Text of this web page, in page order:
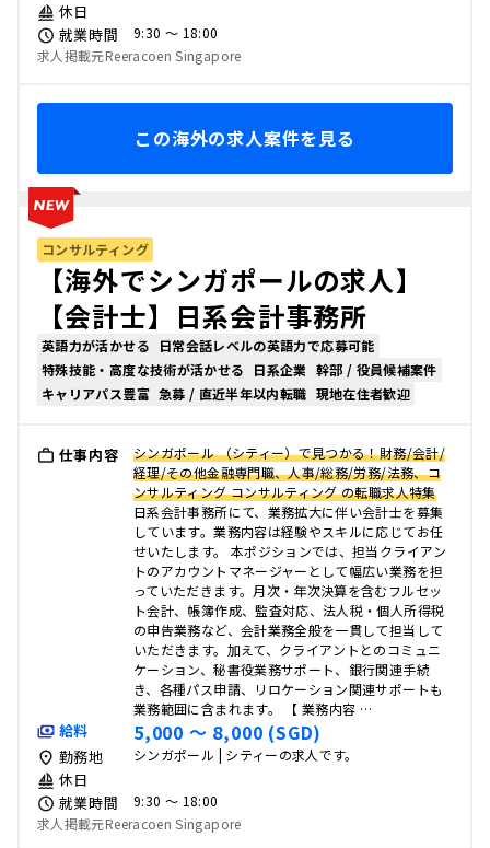
休日
就業時間
9:30 〜 18:00
求人掲載元Reeracoen Singapore
この海外の求人案件を見る
コンサルティング
【海外でシンガポールの求人】
【会計士】日系会計事務所
英語力が活かせる
日常会話レベルの英語力で応募可能
特殊技能・高度な技術が活かせる
日系企業 幹部 / 役員候補案件
キャリアパス豊富 急募 / 直近半年以内転職 現地在住者歓迎
仕事内容
シンガポール （シティー）で見つかる！財務/会計/
経理/その他金融専門職、人事/総務/労務/法務、コ
ンサルティング コンサルティング の転職求人特集
日系会計事務所にて、業務拡大に伴い会計士を募集
しています。業務内容は経験やスキルに応じてお任
せいたします。 本ポジションでは、担当クライアン
トのアカウントマネージャーとして幅広い業務を担
っていただきます。月次・年次決算を含むフルセッ
ト会計、帳簿作成、監査対応、法人税・個人所得税
の申告業務など、会計業務全般を一貫して担当して
いただきます。加えて、クライアントとのコミュニ
ケーション、秘書役業務サポート、銀行関連手続
き、各種パス申請、リロケーション関連サポートも
業務範囲に含まれます。 【 業務内容 …
給料 5,000 〜 8,000 (SGD)
勤務地 シンガポール | シティーの求人です。
休日
就業時間
9:30 〜 18:00
求人掲載元Reeracoen Singapore